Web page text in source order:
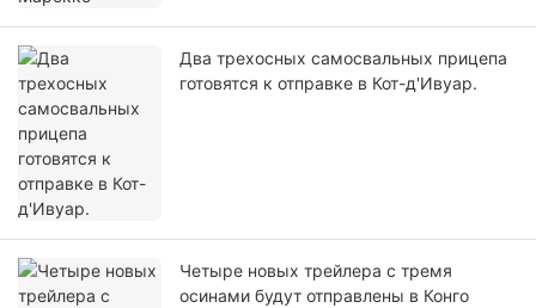
Два трехосных самосвальных прицепа
готовятся к отправке в Кот-д'Ивуар.
Четыре новых трейлера с тремя
осинами будут отправлены в Конго